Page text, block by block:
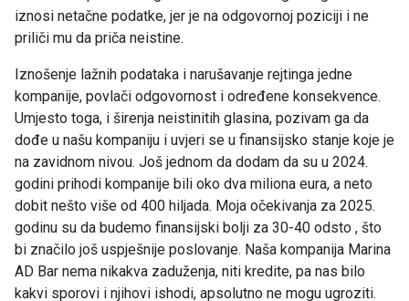
iznosi netačne podatke, jer je na odgovornoj poziciji i ne
priliči mu da priča neistine.
Iznošenje lažnih podataka i narušavanje rejtinga jedne
kompanije, povlači odgovornost i određene konsekvence.
Umjesto toga, i širenja neistinitih glasina, pozivam ga da
dođe u našu kompaniju i uvjeri se u finansijsko stanje koje je
na zavidnom nivou. Još jednom da dodam da su u 2024.
godini prihodi kompanije bili oko dva miliona eura, a neto
dobit nešto više od 400 hiljada. Moja očekivanja za 2025.
godinu su da budemo finansijski bolji za 30-40 odsto , što
bi značilo još uspješnije poslovanje. Naša kompanija Marina
AD Bar nema nikakva zaduženja, niti kredite, pa nas bilo
kakvi sporovi i njihovi ishodi, apsolutno ne mogu ugroziti.